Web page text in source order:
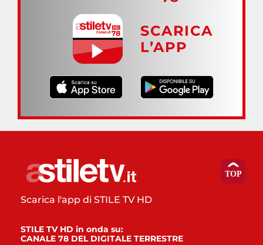
SCARICA
L’APP
Scarica l'app di STILE TV HD
STILE TV HD in onda su:
CANALE 78 DEL DIGITALE TERRESTRE